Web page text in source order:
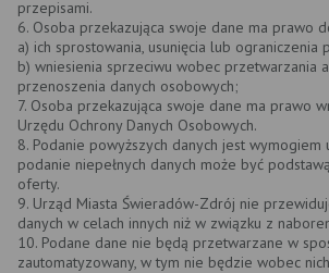
przepisami.
6. Osoba przekazująca swoje dane ma prawo
a) ich sprostowania, usunięcia lub ograniczenia
b) wniesienia sprzeciwu wobec przetwarzania
przenoszenia danych osobowych;
7. Osoba przekazująca swoje dane ma prawo
Urzędu Ochrony Danych Osobowych.
8. Podanie powyższych danych jest wymogiem
podanie niepełnych danych może być
oferty.
9. Urząd Miasta Świeradów-Zdrój nie
danych w celach innych niż w związku z
10. Podane dane nie będą przetwarzane w
zautomatyzowany, w tym nie będzie wobec